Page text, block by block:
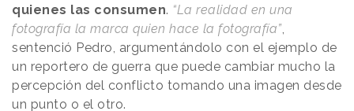
quienes las consumen. “La realidad en una
fotografía la marca quien hace la fotografía”,
sentenció Pedro, argumentándolo con el ejemplo de
un reportero de guerra que puede cambiar mucho la
percepción del conflicto tomando una imagen desde
un punto o el otro.